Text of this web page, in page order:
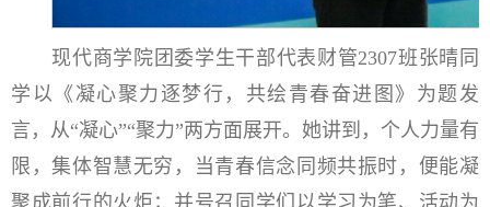
现代商学院团委学生干部代表财管2307班张晴同
学以《凝心聚力逐梦行，共绘青春奋进图》为题发
言，从“凝心”“聚力”两方面展开。她讲到，个人力量有
限，集体智慧无穷，当青春信念同频共振时，便能凝